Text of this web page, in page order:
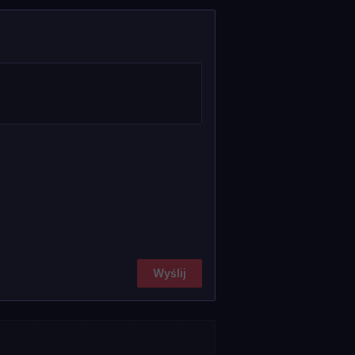
Wyślij